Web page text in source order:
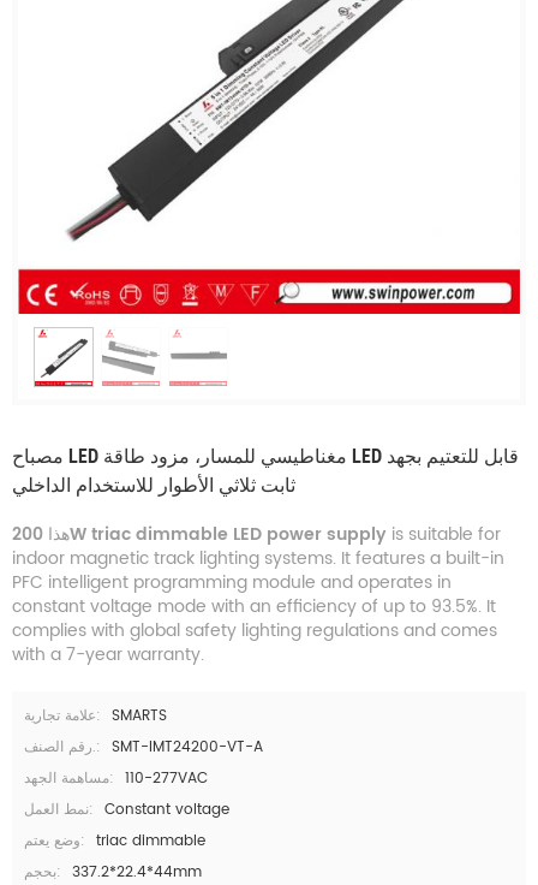
مصباح LED مغناطيسي للمسار، مزود طاقة LED قابل للتعتيم بجهد
ثابت ثلاثي الأطوار للاستخدام الداخلي
هذا200W triac dimmable LED power supply is suitable for
indoor magnetic track lighting systems. It features a built-in
PFC intelligent programming module and operates in
constant voltage mode with an efficiency of up to 93.5%. It
complies with global safety lighting regulations and comes
with a 7-year warranty.
علامة تجارية: SMARTS
رقم الصنف.: SMT-IMT24200-VT-A
مساهمة الجهد: 110-277VAC
نمط العمل: Constant voltage
وضع يعتم: triac dimmable
بحجم: 337.2*22.4*44mm